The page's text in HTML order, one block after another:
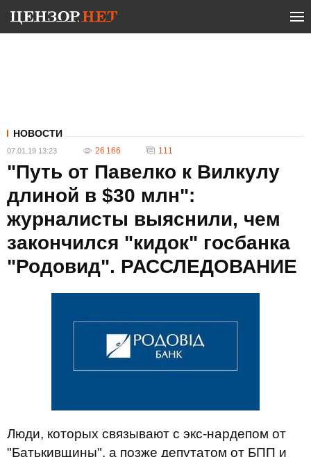
НОВОСТИ
07.01.19 13:23 26 166 111
"Путь от Павелко к Вилкулу
длиной в $30 млн":
журналисты выяснили, чем
закончился "кидок" госбанка
"Родовид". РАССЛЕДОВАНИЕ
Люди, которых связывают с экс-нардепом от
"Батькивщины", а позже депутатом от БПП и